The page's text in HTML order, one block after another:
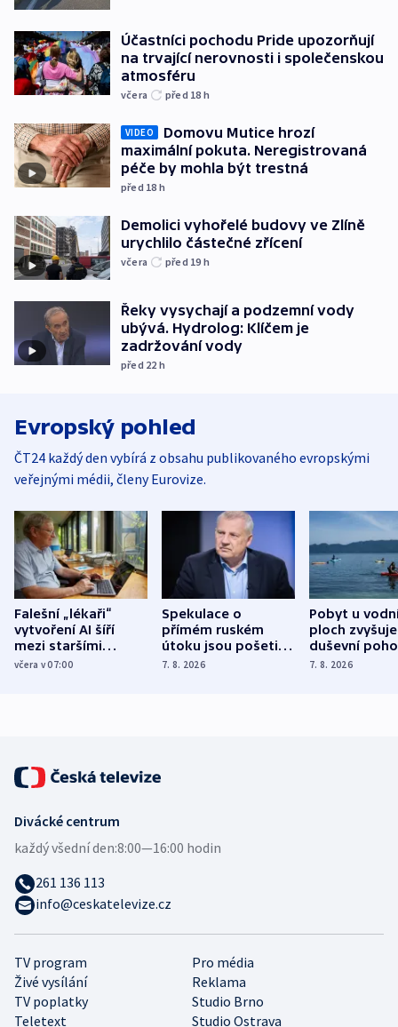
Účastníci pochodu Pride upozorňují
na trvající nerovnosti i společenskou
atmosféru
včera před 18 h
VIDEO
Domovu Mutice hrozí
maximální pokuta. Neregistrovaná
péče by mohla být trestná
před 18 h
Demolici vyhořelé budovy ve Zlíně
urychlilo částečné zřícení
včera před 19 h
Řeky vysychají a podzemní vody
ubývá. Hydrolog: Klíčem je
zadržování vody
před 22 h
Evropský pohled
ČT24 každý den vybírá z obsahu publikovaného evropskými
veřejnými médii, členy Eurovize.
Falešní „lékaři“
vytvoření AI šíří
mezi staršími
Poláky nebezpečné
včera v 07:00
Spekulace o
přímém ruském
útoku jsou pošetilé,
míní estonský
7. 8. 2026
Pobyt u
ploch zvyšuje
duševní
ukázala
7. 8. 2026
TV program
Pro média
Živé vysílání
Reklama
TV poplatky
Studio Brno
Teletext
Studio Ostrava
Divácké centrum
každý všední den:8:00—16:00 hodin
261 136 113
info@ceskatelevize.cz